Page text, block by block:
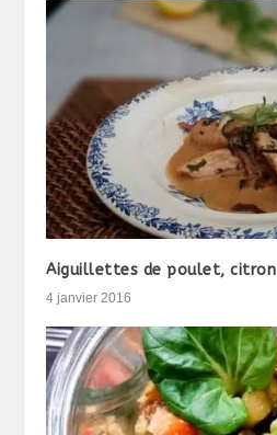
Aiguillettes de poulet,
4 janvier 2016